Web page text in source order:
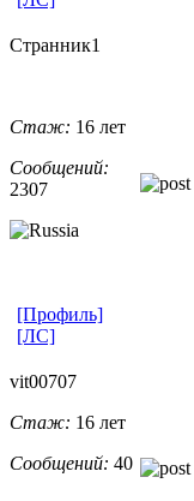
Странник1
Стаж: 16 лет
Сообщений:
2307
[Профиль]
[ЛС]
vit00707
Стаж: 16 лет
Сообщений: 40